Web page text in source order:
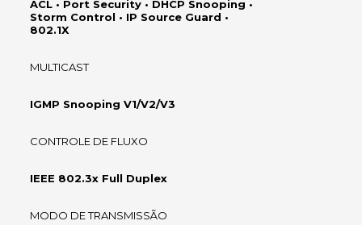
ACL • Port Security • DHCP Snooping •
Storm Control • IP Source Guard •
802.1X
MULTICAST
IGMP Snooping V1/V2/V3
CONTROLE DE FLUXO
IEEE 802.3x Full Duplex
MODO DE TRANSMISSÃO